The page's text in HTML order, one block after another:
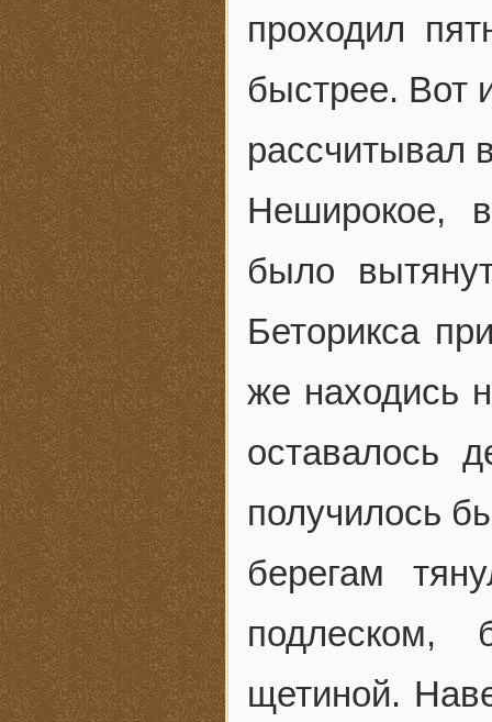
проходил
быстрее. Вот
рассчитывал
Неширокое,
было
Беторикса
же находись
оставалось
получилось
берегам
подлеском,
щетиной.